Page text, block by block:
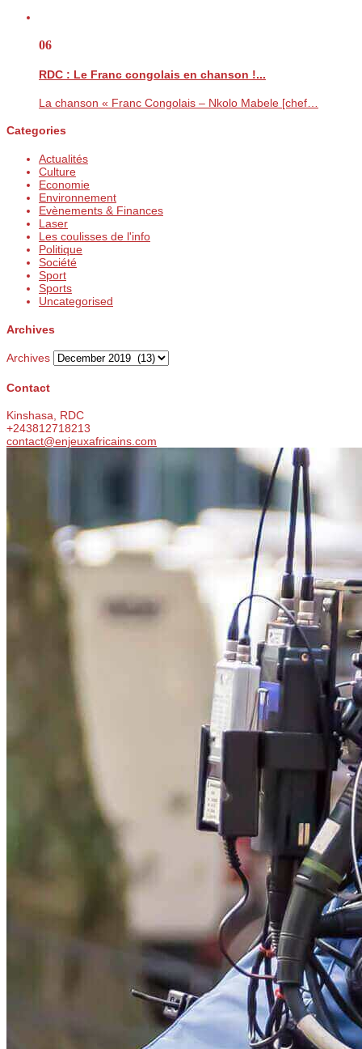
06
RDC : Le Franc congolais en chanson !...
La chanson « Franc Congolais – Nkolo Mabele [chef…
Categories
Actualités
Culture
Economie
Environnement
Evènements & Finances
Laser
Les coulisses de l'info
Politique
Société
Sport
Sports
Uncategorised
Archives
Archives
Contact
Kinshasa, RDC
+243812718213
contact@enjeuxafricains.com